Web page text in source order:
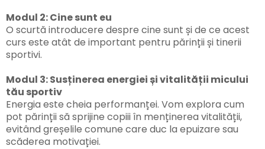
Modul 2: Cine sunt eu
O scurtă introducere despre cine sunt și de ce acest
curs este atât de important pentru părinții și tinerii
sportivi.
Modul 3: Susținerea energiei și vitalității micului
tău sportiv
Energia este cheia performanței. Vom explora cum
pot părinții să sprijine copiii în menținerea vitalității,
evitând greșelile comune care duc la epuizare sau
scăderea motivației.